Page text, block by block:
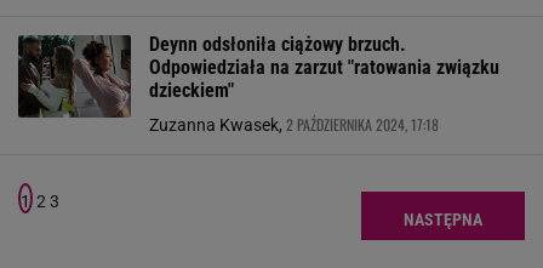
Deynn odsłoniła ciążowy brzuch.
Odpowiedziała na zarzut "ratowania związku
dzieckiem"
Zuzanna Kwasek, 2 PAŹDZIERNIKA 2024, 17:18
1 2 3
NASTĘPNA